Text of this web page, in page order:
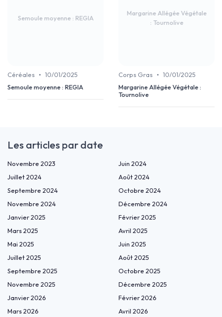
Semoule moyenne : REGIA
Céréales • 10/01/2025
Semoule moyenne : REGIA
Margarine Allégée Végétale
: Tournolive
Corps Gras • 10/01/2025
Margarine Allégée Végétale :
Tournolive
Les articles par date
Novembre 2023
Juin 2024
Juillet 2024
Août 2024
Septembre 2024
Octobre 2024
Novembre 2024
Décembre 2024
Janvier 2025
Février 2025
Mars 2025
Avril 2025
Mai 2025
Juin 2025
Juillet 2025
Août 2025
Septembre 2025
Octobre 2025
Novembre 2025
Décembre 2025
Janvier 2026
Février 2026
Mars 2026
Avril 2026